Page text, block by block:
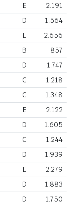
E
2.191
D
1.564
E
2.656
B
857
D
1.747
C
1.218
C
1.348
E
2.122
D
1.605
C
1.244
D
1.939
E
2.279
D
1.883
D
1.750